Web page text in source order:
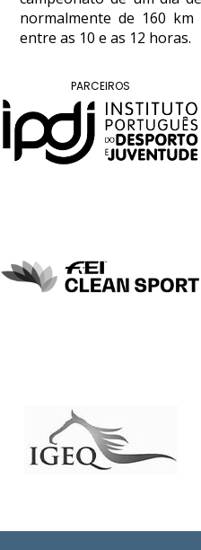
DOCUMENTOS
Palmarés
normalmente de 160
entre as 10 e as 12 horas.
PARCEIROS